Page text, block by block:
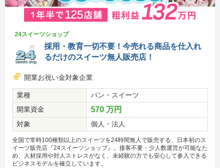
24スイーツショップ
採用・教育一切不要！今売れる商品を仕入れ
るだけのスイーツ無人販売店！
開業お祝い金対象企業
業種
パン・スイーツ
開業資金
570 万円
対象 個人・法人
全国で常時100種類以上のスイーツを24時間無人で販売する、日本初のス
イーツ販売店『24スイーツショップ』。接客不要・少人数運営が可能なた
め、人材採用や対人ストレスがなく、未経験の方でも安心して参入できる
ビジネスモデルを確立しています。